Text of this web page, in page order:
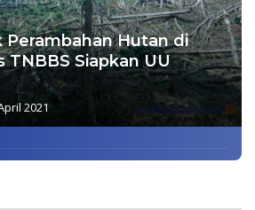
Perambahan Hutan di
TNBBS Siapkan UU
2021